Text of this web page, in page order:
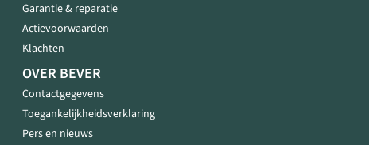
Garantie & reparatie
Actievoorwaarden
Klachten
OVER BEVER
Contactgegevens
Toegankelijkheidsverklaring
Pers en nieuws